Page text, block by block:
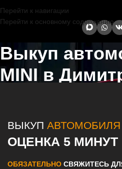
Перейти к навигации
Перейти к основному содержанию
Выкуп
MINI в
ВЫКУП АВТОМОБИЛЯ
ОЦЕНКА 5 МИНУТ
ОБЯЗАТЕЛЬНО СВЯЖИТЕСЬ